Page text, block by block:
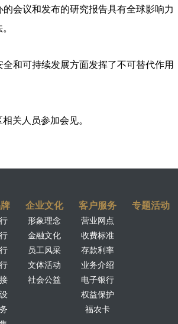
会议和发布的研究报告具有全球影响
和可持续发展方面发挥了不可替代作
关人员参加会见。
企业文化
形象理念
金融文化
员工风采
文体活动
社会公益
客户服务
营业网点
收费标准
存款利率
业务介绍
电子银行
权益保护
福农卡
专题活动